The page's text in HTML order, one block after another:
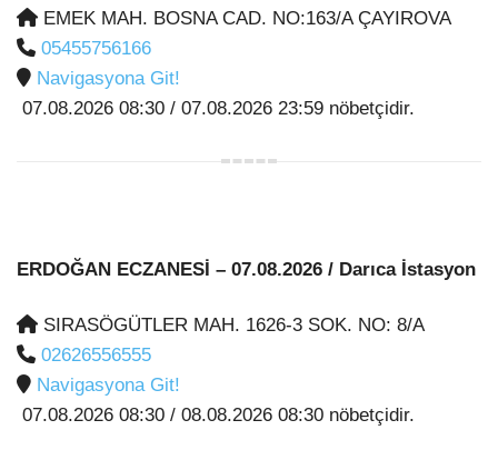
EMEK MAH. BOSNA CAD. NO:163/A ÇAYIROVA
05455756166
Navigasyona Git!
07.08.2026 08:30 / 07.08.2026 23:59 nöbetçidir.
ERDOĞAN ECZANESİ – 07.08.2026 / Darıca İstasyon
SIRASÖGÜTLER MAH. 1626-3 SOK. NO: 8/A
02626556555
Navigasyona Git!
07.08.2026 08:30 / 08.08.2026 08:30 nöbetçidir.